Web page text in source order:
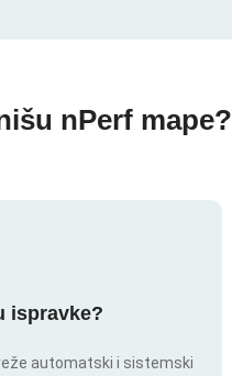
nPerf mape?
ispravke?
automatski i sistemski